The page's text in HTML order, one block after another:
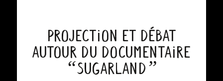
Projection et débat
autour du documentaire
“Sugarland”